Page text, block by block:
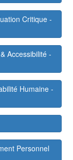
Critique -
Accessibilité -
Humaine -
Personnel